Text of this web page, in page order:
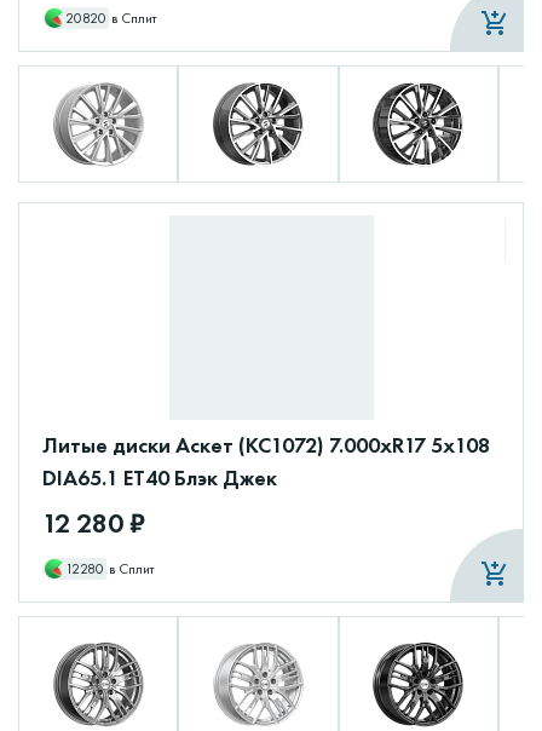
20820 в Сплит
Литые диски Аскет (КС1072) 7.000xR17 5x108
DIA65.1 ET40 Блэк Джек
12 280 ₽
12280 в Сплит